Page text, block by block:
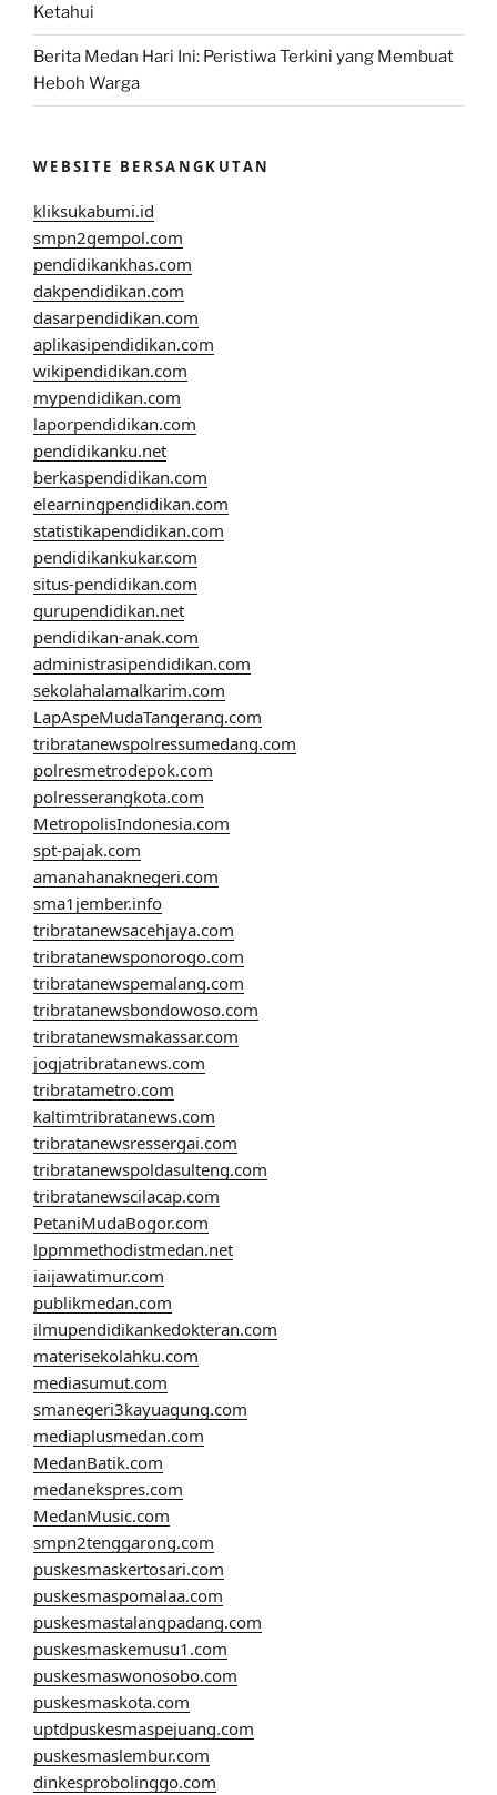
Ketahui
Berita Medan Hari Ini: Peristiwa Terkini yang Membuat
Heboh Warga
WEBSITE BERSANGKUTAN
kliksukabumi.id
smpn2gempol.com
pendidikankhas.com
dakpendidikan.com
dasarpendidikan.com
aplikasipendidikan.com
wikipendidikan.com
mypendidikan.com
laporpendidikan.com
pendidikanku.net
berkaspendidikan.com
elearningpendidikan.com
statistikapendidikan.com
pendidikankukar.com
situs-pendidikan.com
gurupendidikan.net
pendidikan-anak.com
administrasipendidikan.com
sekolahalamalkarim.com
LapAspeMudaTangerang.com
tribratanewspolressumedang.com
polresmetrodepok.com
polresserangkota.com
MetropolisIndonesia.com
spt-pajak.com
amanahanaknegeri.com
sma1jember.info
tribratanewsacehjaya.com
tribratanewsponorogo.com
tribratanewspemalang.com
tribratanewsbondowoso.com
tribratanewsmakassar.com
jogjatribratanews.com
tribratametro.com
kaltimtribratanews.com
tribratanewsressergai.com
tribratanewspoldasulteng.com
tribratanewscilacap.com
PetaniMudaBogor.com
lppmmethodistmedan.net
iaijawatimur.com
publikmedan.com
ilmupendidikankedokteran.com
materisekolahku.com
mediasumut.com
smanegeri3kayuagung.com
mediaplusmedan.com
MedanBatik.com
medanekspres.com
MedanMusic.com
smpn2tenggarong.com
puskesmaskertosari.com
puskesmaspomalaa.com
puskesmastalangpadang.com
puskesmaskemusu1.com
puskesmaswonosobo.com
puskesmaskota.com
uptdpuskesmaspejuang.com
puskesmaslembur.com
dinkesprobolinggo.com